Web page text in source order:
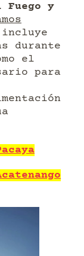
y
durante
el
para